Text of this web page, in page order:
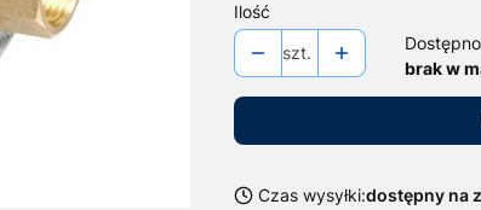
Ilość
szt.
brak w
Czas wysyłki:dostępny na